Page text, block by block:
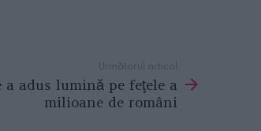
Următorul articol
a adus lumină pe feţele a
milioane de români